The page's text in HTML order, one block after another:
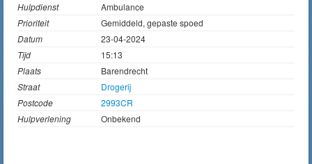
Hulpdienst
Ambulance
Prioriteit
Gemiddeld, gepaste spoed
Datum
23-04-2024
Tijd
15:13
Plaats
Barendrecht
Straat
Drogerij
Postcode
2993CR
Hulpverlening
Onbekend